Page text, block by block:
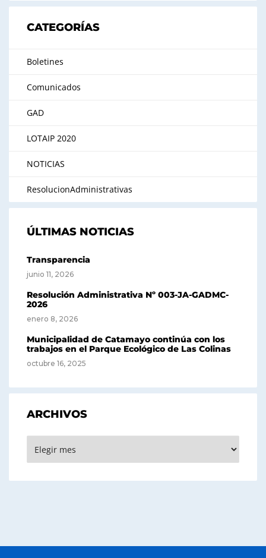
CATEGORÍAS
Boletines
Comunicados
GAD
LOTAIP 2020
NOTICIAS
ResolucionAdministrativas
ÚLTIMAS NOTICIAS
Transparencia
junio 11, 2026
Resolución Administrativa Nº 003-JA-GADMC-
2026
enero 8, 2026
Municipalidad de Catamayo continúa con los
trabajos en el Parque Ecológico de Las Colinas
octubre 16, 2025
ARCHIVOS